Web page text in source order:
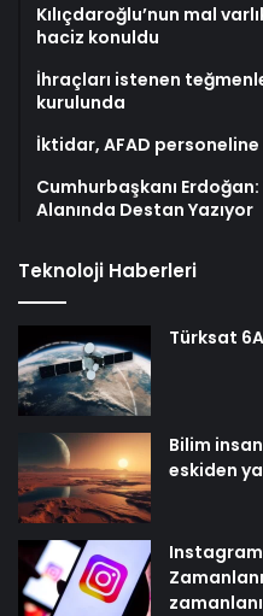
Kılıçdaroğlu’nun mal
haciz konuldu
İhraçları istenen
kurulunda
İktidar, AFAD personeline
Cumhurbaşkanı
Alanında Destan Yazıyor
Teknoloji Haberleri
Türksat
Bilim
eskiden